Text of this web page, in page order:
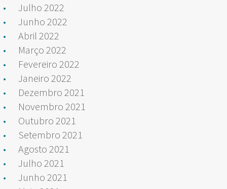
Julho 2022
Junho 2022
Abril 2022
Março 2022
Fevereiro 2022
Janeiro 2022
Dezembro 2021
Novembro 2021
Outubro 2021
Setembro 2021
Agosto 2021
Julho 2021
Junho 2021